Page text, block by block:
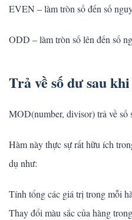
EVEN – làm tròn số đến số
ODD – làm tròn số lên đến số
Trả về số dư sau
MOD(number, divisor) trả về số
Hàm này thực sự rất hữu ích
dụ như:
Tính tổng các giá trị trong mỗi
Thay đổi màu sắc của hàng